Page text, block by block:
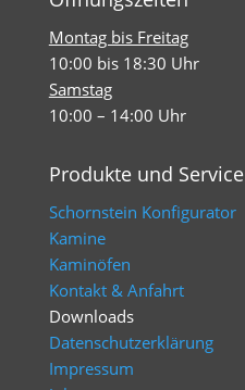
Montag bis Freitag
10:00 bis 18:30 Uhr
Samstag
10:00 – 14:00 Uhr
Produkte und Service
Schornstein Konfigurator
Kamine
Kaminöfen
Kontakt & Anfahrt
Downloads
Datenschutzerklärung
Impressum